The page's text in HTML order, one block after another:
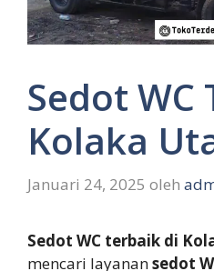
Sedot WC
Kolaka
Januari 24, 2025 oleh
Sedot WC terbaik di
mencari layanansedot